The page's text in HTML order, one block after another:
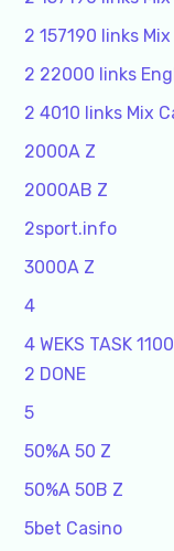
2 157190 links
2 22000 links
2 4010 links Mix
2000A Z
2000AB Z
2sport.info
3000A Z
4
4 WEKS TASK
2 DONE
5
50%A 50 Z
50%A 50B Z
5bet Casino